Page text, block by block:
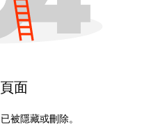
面
被隱藏或刪除。